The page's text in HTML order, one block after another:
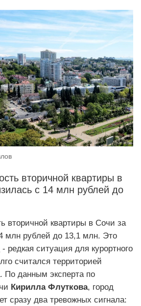
вторичной квартиры в
с 14 млн рублей до
вторичной квартиры в Сочи за
млн рублей до 13,1 млн. Это
редкая ситуация для курортного
считался территорией
По данным эксперта по
Кирилла Флуткова, город
сразу два тревожных сигнала: